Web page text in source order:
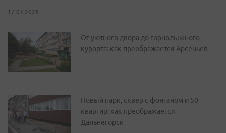
17.07.2026
От уютного двора до горнолыжного
курорта: как преображается Арсеньев
Новый парк, сквер с фонтаном и 50
квартир: как преображается
Дальнегорск